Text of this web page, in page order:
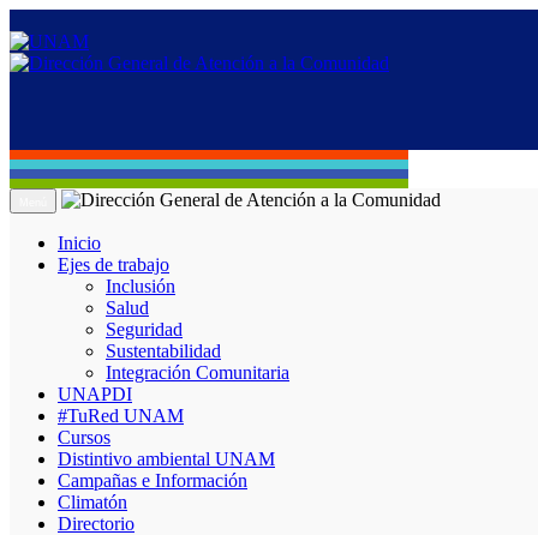
Inicio
Ejes de trabajo
Inclusión
Salud
Seguridad
Sustentabilidad
Integración Comunitaria
UNAPDI
#TuRed UNAM
Cursos
Distintivo ambiental UNAM
Campañas e Información
Climatón
Directorio